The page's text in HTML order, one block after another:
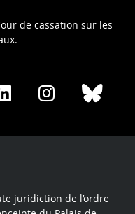
de cassation sur les
Share
LinkedIn
Share
Instagram
juridiction de l’ordre